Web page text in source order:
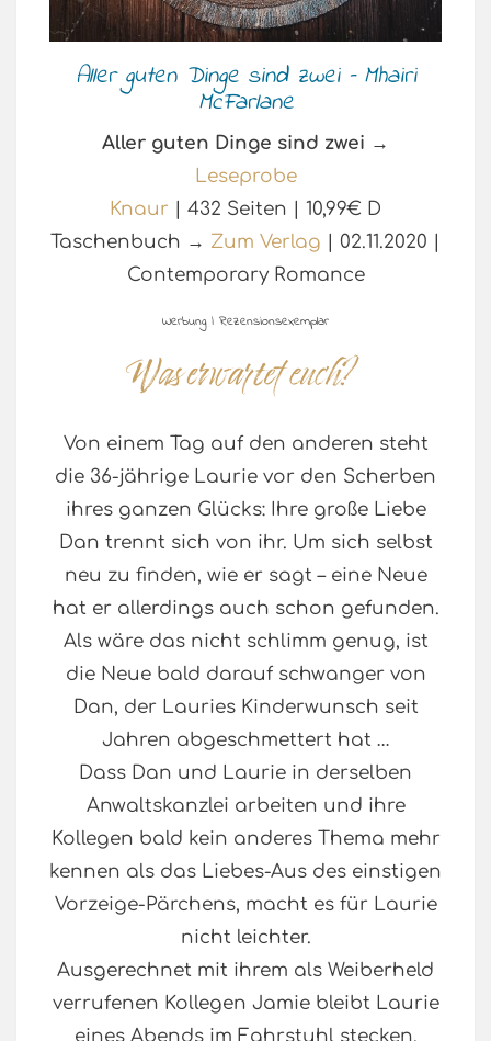
Aller guten Dinge sind zwei – Mhairi
McFarlane
Aller guten Dinge sind zwei →
Leseprobe
Knaur | 432 Seiten | 10,99€ D
Taschenbuch → Zum Verlag | 02.11.2020 |
Contemporary Romance
Werbung | Rezensionsexemplar
Von einem Tag auf den anderen steht
die 36-jährige Laurie vor den Scherben
ihres ganzen Glücks: Ihre große Liebe
Dan trennt sich von ihr. Um sich selbst
neu zu finden, wie er sagt – eine Neue
hat er allerdings auch schon gefunden.
Als wäre das nicht schlimm genug, ist
die Neue bald darauf schwanger von
Dan, der Lauries Kinderwunsch seit
Jahren abgeschmettert hat …
Dass Dan und Laurie in derselben
Anwaltskanzlei arbeiten und ihre
Kollegen bald kein anderes Thema mehr
kennen als das Liebes-Aus des einstigen
Vorzeige-Pärchens, macht es für Laurie
nicht leichter.
Ausgerechnet mit ihrem als Weiberheld
verrufenen Kollegen Jamie bleibt Laurie
eines Abends im Fahrstuhl stecken.